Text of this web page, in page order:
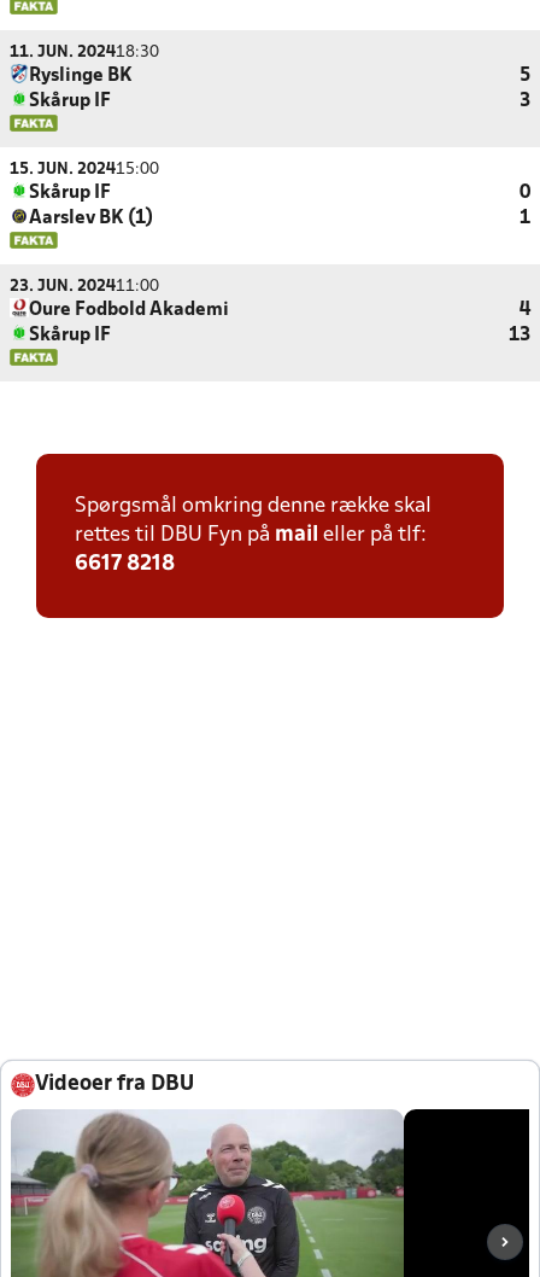
11. JUN. 202418:30
Ryslinge BK
5
Skårup IF
3
15. JUN. 202415:00
Skårup IF
0
Aarslev BK (1)
1
23. JUN. 202411:00
Oure Fodbold Akademi
4
Skårup IF
13
Spørgsmål omkring denne række skal
rettes til DBU Fyn på mail eller på tlf:
6617 8218
Videoer fra DBU